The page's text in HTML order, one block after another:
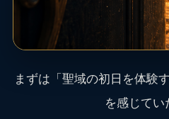
まずは「聖域の初日を体験
を感じてい